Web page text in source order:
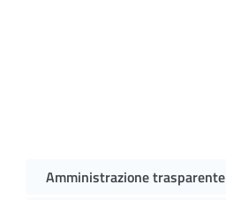
Amministrazione trasparente